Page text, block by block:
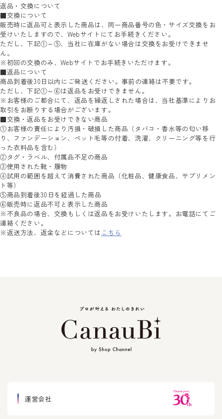
返品・交換について
■交換について
販売時に返品可と表示した商品は、同一商品番号の色・サイズ交換をお
受けいたしますので、Webサイトにてお手続きください。
ただし、下記①～⑤、当社に在庫がない場合は交換をお受けできませ
ん。
※初回の交換のみ、Webサイトでお手続きいただけます。
■返品について
商品到着後30日以内にご発送ください。事前の連絡は不要です。
ただし、下記①～⑥は返品をお受けできません。
※お客様のご都合にて、返品を繰返しされた場合は、当社基準によりお
取引をお断りする場合がございます。
■交換・返品をお受けできない商品
①お客様の責任により汚損・破損した商品（タバコ・香水等の匂い移
り、ファンデーション、ペット毛等の付着、洗濯、クリーニング等を行
った衣料品を含む）
②タグ・ラベル、付属品不足の商品
③使用された靴・履物
④試用の範囲を超えて消費された商品（化粧品、健康食品、サプリメン
ト等）
⑤商品到着後30日を経過した商品
⑥販売時に返品不可と表示した商品
※不良品の場合、交換もしくは返品をお受けいたします。お電話にてご
連絡ください。
※返送方法、返金などについては こちら
運営会社